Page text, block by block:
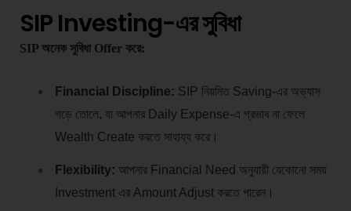
SIP Investing-এর সুবিধা
SIP অনেক সুবিধা Offer করে:
Financial Discipline: SIP নিয়মিত Saving-এর অভ্যাস
গড়ে তোলে, যা আপনার Daily Expense-এ প্রভাব না ফেলে
Wealth Create করতে সাহায্য করে।
Flexibility: আপনার Financial Need অনুযায়ী যেকোনো সময়
Investment এর Amount Adjust করতে পারেন।